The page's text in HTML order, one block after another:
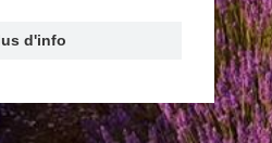
d'info